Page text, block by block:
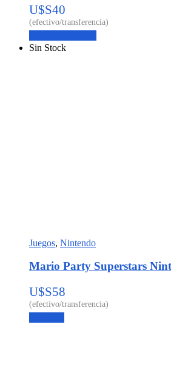
U$S40
Sin Stock
Juegos, Nintendo
Mario Party Superstars
U$S58